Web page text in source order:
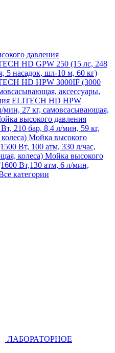
давления
HD GPW 250 (15 лс, 248
5 насадок, шл-10 м, 60 кг)
HD HPW 3000IF (3000
аксессуары,
ELITECH HD HPW
мин, 27 кг, самовсасывающая,
высокого давления
210 бар, 8,4 л/мин, 59 кг,
Мойка высокого
Вт, 100 атм, 330 л/час,
колеса) Мойка высокого
Вт,130 атм, 6 л/мин,
категории
ЛАБОРАТОРНОЕ